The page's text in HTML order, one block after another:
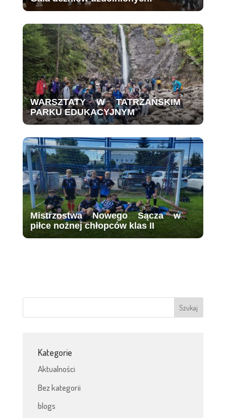
WARSZTATY W TATRZAŃSKIM
PARKU EDUKACYJNYM
Mistrzostwa Nowego Sącza w
piłce nożnej chłopców klas II
Kategorie
Aktualności
Bez kategorii
blogs